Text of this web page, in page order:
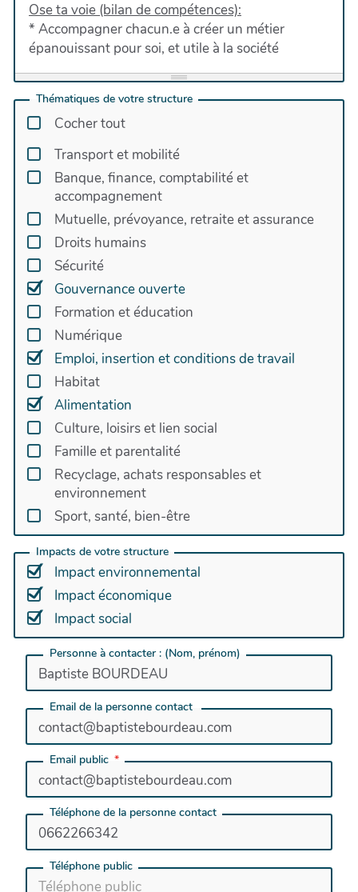
Ose ta voie (bilan de compétences):
* Accompagner chacun.e à créer un métier
épanouissant pour soi, et utile à la société
Consultant ESS:
* Accompagner les organisations, les dirigeants et
gouvernance, modèle économique, gestion de
projets, diversification d’activités,
management/facteur humain.
* Études de faisabilité pour créer des projets
autour de la résilience alimentaire et de la
solidarité (traiteurs, conserveries, foodtrucks,
boulangerie bio...)
* Formations: la coopération dans l'organisation ;
développer des activités de transformation
alimentaire et de solidarité
*Virilité masculine
*Puissance masculine
Thématiques de votre structure
Cocher tout
Transport et mobilité
Banque, finance, comptabilité et
accompagnement
Mutuelle, prévoyance, retraite et assurance
Droits humains
Sécurité
Gouvernance ouverte
Formation et éducation
Numérique
Emploi, insertion et conditions de travail
Habitat
Alimentation
Culture, loisirs et lien social
Famille et parentalité
Recyclage, achats responsables et
environnement
Sport, santé, bien-être
Impacts de votre structure
Impact environnemental
Impact économique
Impact social
Personne à contacter : (Nom, prénom)
Email de la personne contact
Email public
Téléphone de la personne contact
Téléphone public